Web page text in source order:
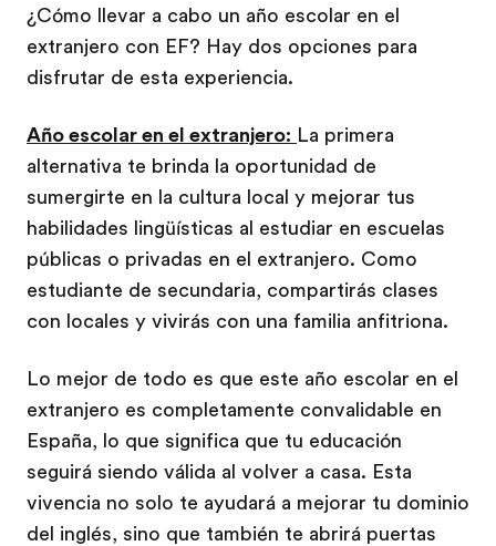
¿Cómo llevar a cabo un año escolar en el
extranjero con EF? Hay dos opciones para
disfrutar de esta experiencia.
Año escolar en el extranjero: La primera
alternativa te brinda la oportunidad de
sumergirte en la cultura local y mejorar tus
habilidades lingüísticas al estudiar en escuelas
públicas o privadas en el extranjero. Como
estudiante de secundaria, compartirás clases
con locales y vivirás con una familia anfitriona.
Lo mejor de todo es que este año escolar en el
extranjero es completamente convalidable en
España, lo que significa que tu educación
seguirá siendo válida al volver a casa. Esta
vivencia no solo te ayudará a mejorar tu dominio
del inglés, sino que también te abrirá puertas